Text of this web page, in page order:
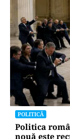
POLITICĂ
Politica
nouă este